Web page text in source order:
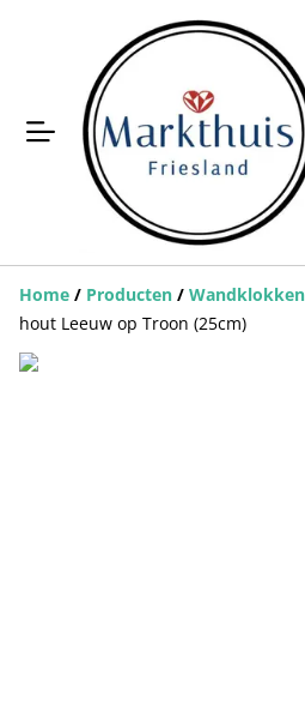
Home / Producten / Wandklokken
hout Leeuw op Troon (25cm)